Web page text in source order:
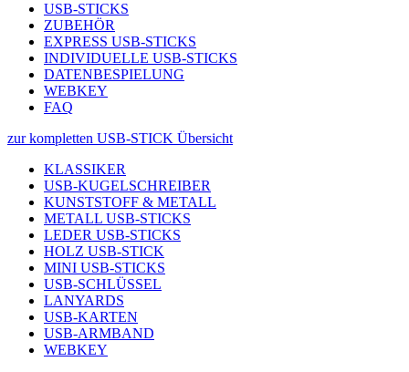
USB-STICKS
ZUBEHÖR
EXPRESS USB-STICKS
INDIVIDUELLE USB-STICKS
DATENBESPIELUNG
WEBKEY
FAQ
zur kompletten USB-STICK Übersicht
KLASSIKER
USB-KUGELSCHREIBER
KUNSTSTOFF & METALL
METALL USB-STICKS
LEDER USB-STICKS
HOLZ USB-STICK
MINI USB-STICKS
USB-SCHLÜSSEL
LANYARDS
USB-KARTEN
USB-ARMBAND
WEBKEY